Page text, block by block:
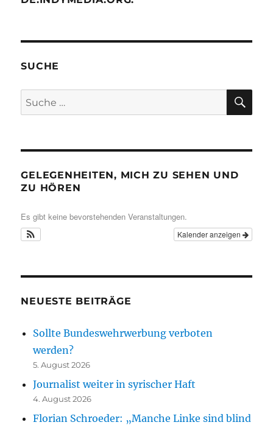
SUCHE
Suche
nach:
GELEGENHEITEN, MICH ZU SEHEN UND
ZU HÖREN
Es gibt keine bevorstehenden Veranstaltungen.
Kalender anzeigen
NEUESTE BEITRÄGE
Sollte Bundeswehrwerbung verboten
werden?
5. August 2026
Journalist weiter in syrischer Haft
4. August 2026
Florian Schroeder: „Manche Linke sind blind